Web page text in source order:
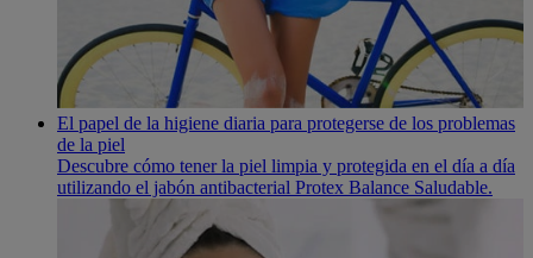
El papel de la higiene diaria para protegerse de los problemas
de la piel
Descubre cómo tener la piel limpia y protegida en el día a día
utilizando el jabón antibacterial Protex Balance Saludable.